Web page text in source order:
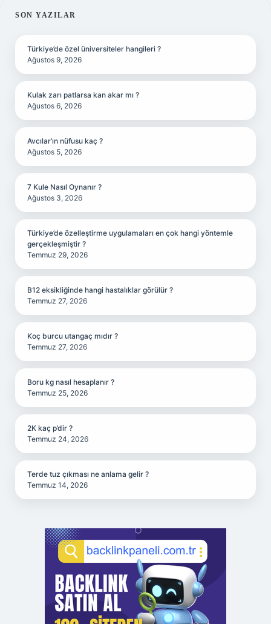
SIDEBAR
SON YAZILAR
Türkiye’de özel üniversiteler hangileri ?
Ağustos 9, 2026
Kulak zarı patlarsa kan akar mı ?
Ağustos 6, 2026
Avcılar’ın nüfusu kaç ?
Ağustos 5, 2026
7 Kule Nasıl Oynanır ?
Ağustos 3, 2026
Türkiye’de özelleştirme uygulamaları en çok hangi yöntemle
gerçekleşmiştir ?
Temmuz 29, 2026
B12 eksikliğinde hangi hastalıklar görülür ?
Temmuz 27, 2026
Koç burcu utangaç mıdır ?
Temmuz 27, 2026
Boru kg nasıl hesaplanır ?
Temmuz 25, 2026
2K kaç p’dir ?
Temmuz 24, 2026
Terde tuz çıkması ne anlama gelir ?
Temmuz 14, 2026